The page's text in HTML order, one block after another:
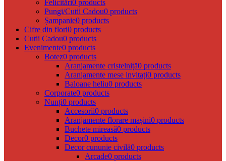
Felicitări0 products
Pungi/Cutii Cadou0 products
Șampanie0 products
Cifre din flori0 products
Cutii Cadou0 products
Evenimente0 products
Botez0 products
Aranjamente cristelniță0 products
Aranjamente mese invitați0 products
Baloane heliu0 products
Corporate0 products
Nunți0 products
Accesorii0 products
Aranjamente florare mașini0 products
Buchete mireasă0 products
Decor0 products
Decor cununie civilă0 products
Arcade0 products